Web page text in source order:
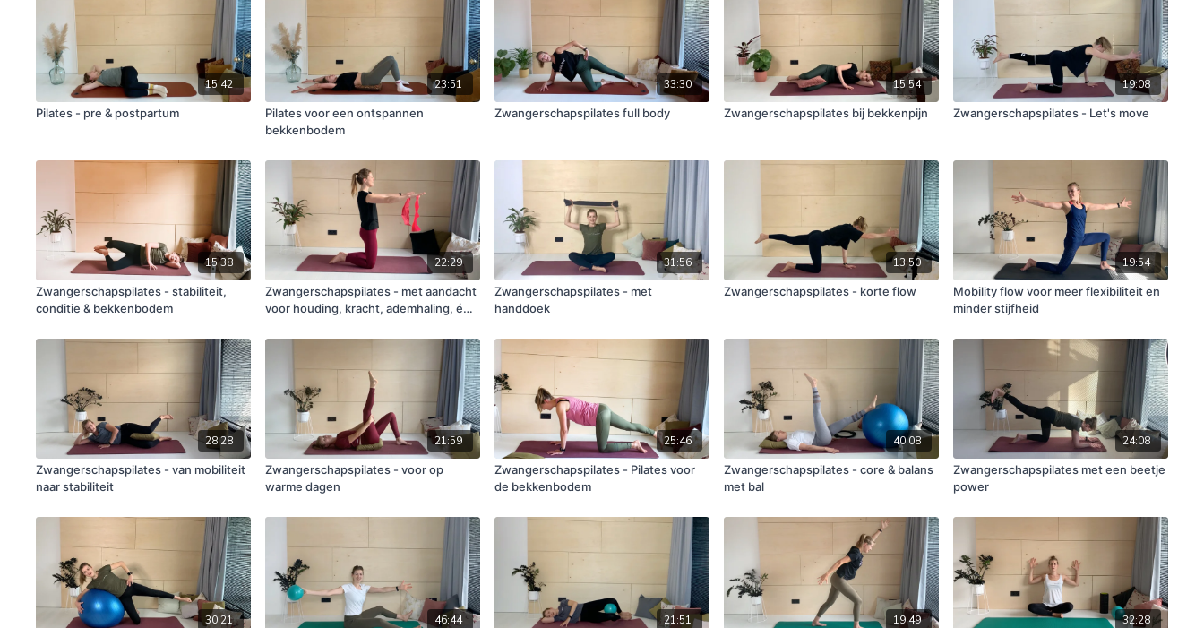
15:42
Pilates - pre & postpartum
23:51
Pilates voor een ontspannen
bekkenbodem
33:30
Zwangerschapspilates full body
15:54
Zwangerschapspilates bij bekkenpijn
19:08
Zwangerschapspilates - Let's move
15:38
Zwangerschapspilates - stabiliteit,
conditie & bekkenbodem
22:29
Zwangerschapspilates - met aandacht
voor houding, kracht, ademhaling, én
31:56
Zwangerschapspilates - met
handdoek
13:50
Zwangerschapspilates - korte flow
19:54
Mobility flow voor meer flexibiliteit en
minder stijfheid
28:28
Zwangerschapspilates - van mobiliteit
naar stabiliteit
21:59
Zwangerschapspilates - voor op
warme dagen
25:46
Zwangerschapspilates - Pilates voor
de bekkenbodem
40:08
Zwangerschapspilates - core & balans
met bal
24:08
Zwangerschapspilates met een beetje
power
30:21
46:44
21:51
19:49
32:28